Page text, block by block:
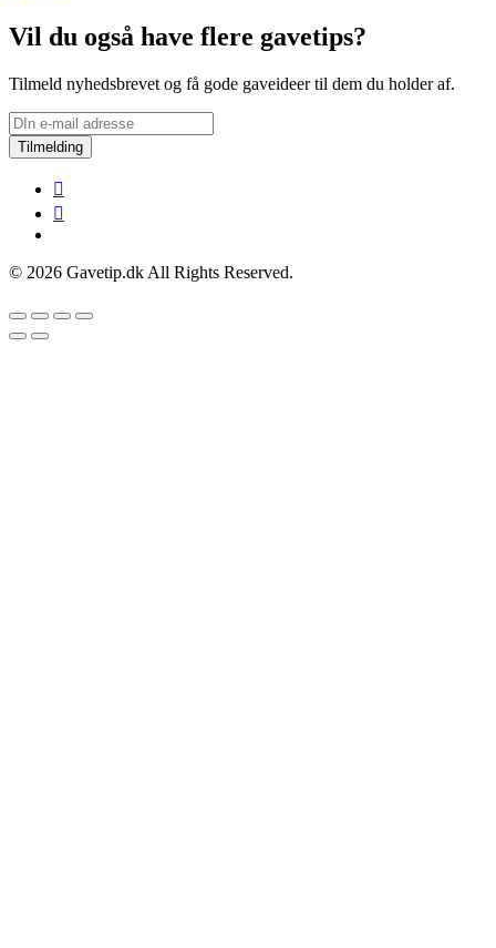
Vil du også have flere gavetips?
Tilmeld nyhedsbrevet og få gode gaveideer til dem du holder af.
Tilmelding
© 2026 Gavetip.dk All Rights Reserved.